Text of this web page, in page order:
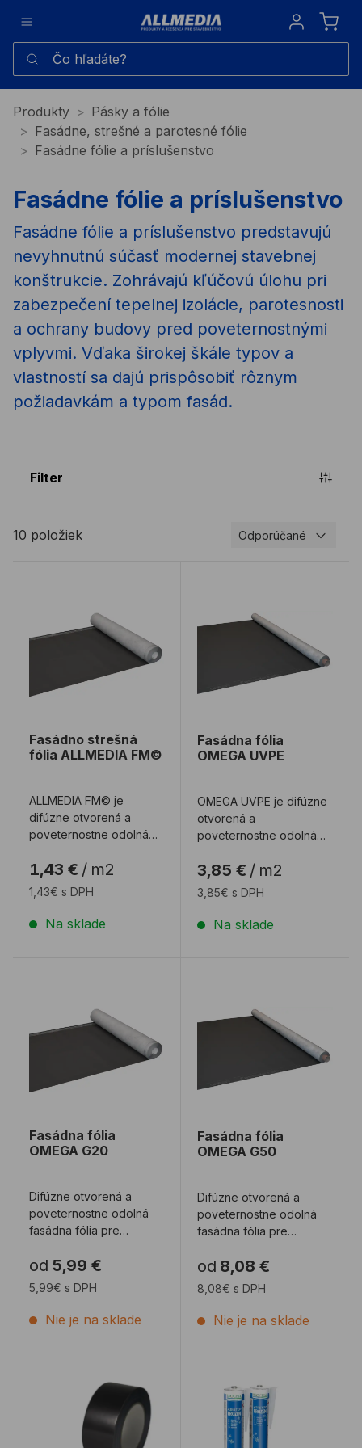
Sign in
Čo hľadáte?
Produkty
Pásky a fólie
Fasádne, strešné a parotesné fólie
Fasádne fólie a príslušenstvo
Fasádne fólie a príslušenstvo
Fasádne fólie a príslušenstvo predstavujú
nevyhnutnú súčasť modernej stavebnej
konštrukcie. Zohrávajú kľúčovú úlohu pri
zabezpečení tepelnej izolácie, parotesnosti
a ochrany budovy pred poveternostnými
vplyvmi. Vďaka širokej škále typov a
vlastností sa dajú prispôsobiť rôznym
požiadavkám a typom fasád.
Filter
10 položiek Odporúčané
Fasádno strešná
fólia ALLMEDIA FM©
ALLMEDIA FM© je
difúzne otvorená a
poveternostne odolná
membrána.
1,43 € / m2
1,43€ s DPH
Na sklade
Fasádna fólia
OMEGA UVPE
OMEGA UVPE je difúzne
otvorená a
poveternostne odolná
prevetrávané fasády so
škára ...
3,85 € / m2
3,85€ s DPH
Na sklade
Fasádna fólia
OMEGA G20
Difúzne otvorená a
poveternostne odolná
fasádna fólia pre
od 5,99 €
5,99€ s DPH
Nie je na sklade
Fasádna fólia
OMEGA G50
Difúzne otvorená a
poveternostne odolná
fasádna fólia pre
od 8,08 €
8,08€ s DPH
Nie je na sklade
Lepiaca/tesniaca páska ELASTOFLEX BLACK